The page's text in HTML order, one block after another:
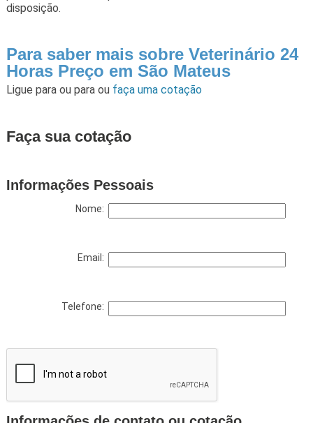
disposição.
Para saber mais sobre Veterinário 24
Horas Preço em São Mateus
Ligue para ou para ou faça uma cotação
Faça sua cotação
Informações Pessoais
Nome:
Email:
Telefone: